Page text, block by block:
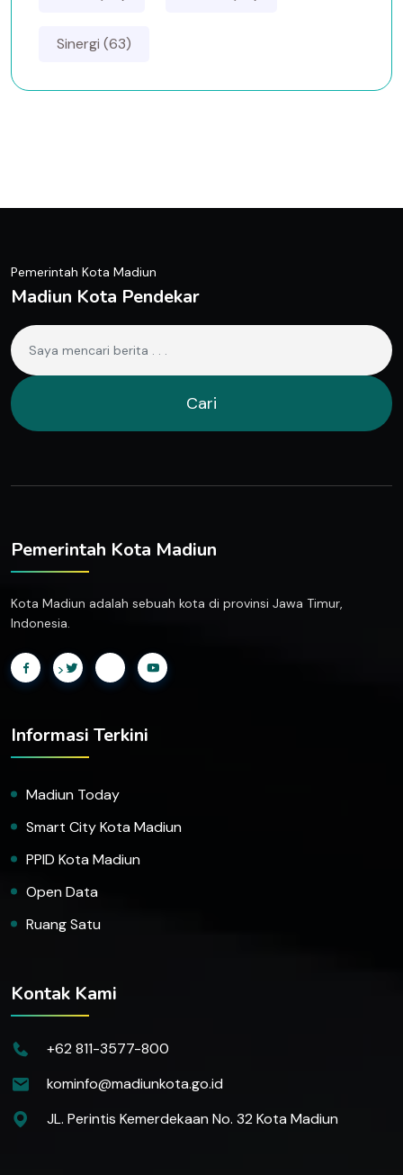
Sinergi (63)
Pemerintah Kota Madiun
Madiun Kota Pendekar
Cari
Pemerintah Kota Madiun
Kota Madiun adalah sebuah kota di provinsi Jawa Timur,
Indonesia.
>
Informasi Terkini
Madiun Today
Smart City Kota Madiun
PPID Kota Madiun
Open Data
Ruang Satu
Kontak Kami
+62 811-3577-800
kominfo@madiunkota.go.id
JL. Perintis Kemerdekaan No. 32 Kota Madiun